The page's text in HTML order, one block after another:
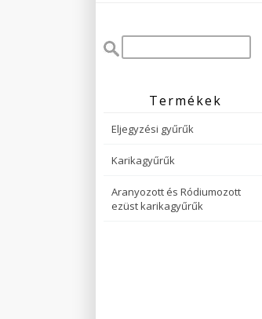
Termékek
Eljegyzési gyűrűk
Karikagyűrűk
Aranyozott és Ródiumozott
ezüst karikagyűrűk